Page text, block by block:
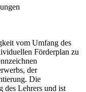
vom Umfang des
Förderplan zu
der
Die
des Lehrers und ist